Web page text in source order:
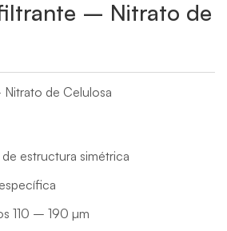
– Nitrato de
de Celulosa
estructura simétrica
110 – 190 µm